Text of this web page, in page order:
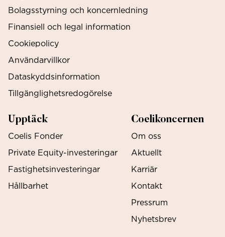
Bolagsstyrning och koncernledning
Finansiell och legal information
Cookiepolicy
Användarvillkor
Dataskyddsinformation
Tillgänglighetsredogörelse
Upptäck
Coelis Fonder
Private Equity-investeringar
Fastighetsinvesteringar
Hållbarhet
Coelikoncernen
Om oss
Aktuellt
Karriär
Kontakt
Pressrum
Nyhetsbrev